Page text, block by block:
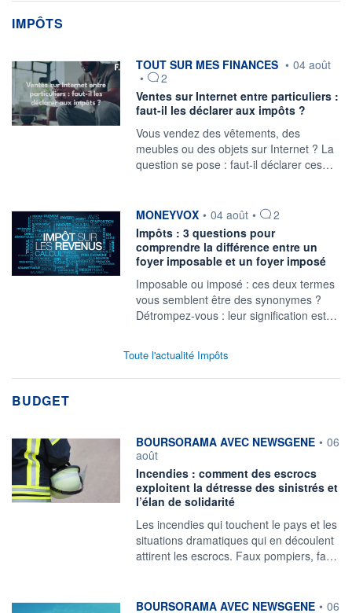
IMPÔTS
information fournie par
TOUT SUR MES FINANCES • 04 août
•
2
Ventes sur Internet entre particuliers :
faut-il les déclarer aux impôts ?
Vous vendez des vêtements, des
meubles ou des objets sur Internet ? La
question se pose : faut-il déclarer ces…
information fournie par
MONEYVOX • 04 août •
2
Impôts : 3 questions pour
comprendre la différence entre un
foyer imposable et un foyer imposé
Imposable ou imposé : ces deux termes
vous semblent être des synonymes ?
Détrompez-vous : leur signification est…
Toute l'actualité Impôts
BUDGET
information fournie par
BOURSORAMA AVEC NEWSGENE • 06
août
Incendies : comment des escrocs
exploitent la détresse des sinistrés et
l’élan de solidarité
Les incendies qui touchent le pays et les
situations dramatiques qui en découlent
attirent les escrocs. Faux pompiers, fa…
information fournie par
BOURSORAMA AVEC NEWSGENE • 06